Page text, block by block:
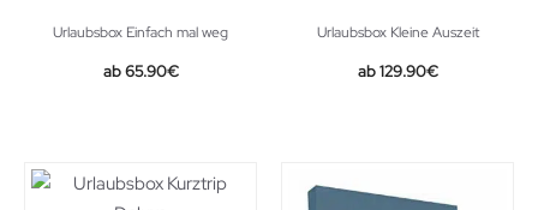
Urlaubsbox Einfach mal weg
65.90€
Urlaubsbox Kleine Auszeit
129.90€